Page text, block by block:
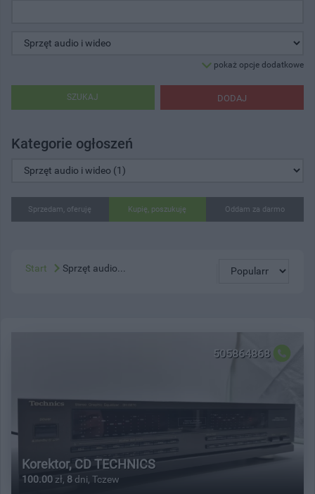
pokaż opcje dodatkowe
DODAJ
SZUKAJ
Kategorie ogłoszeń
Sprzedam, oferuję Kupię, poszukuję Oddam za darmo
Start Sprzęt audio...
505864868
Korektor, CD TECHNICS
100.00 zł, 8 dni, Tczew